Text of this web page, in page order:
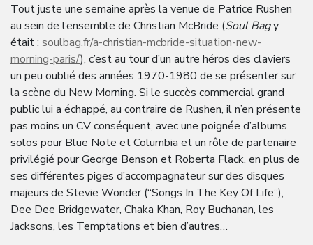
Tout juste une semaine après la venue de Patrice Rushen
au sein de l’ensemble de Christian McBride (Soul Bagy
était : soulbag.fr/a-christian-mcbride-situation-new-
morning-paris/), c’est au tour d’un autre héros des claviers
un peu oublié des années 1970-1980 de se présenter sur
la scène du New Morning. Si le succès commercial grand
public lui a échappé, au contraire de Rushen, il n’en présente
pas moins un CV conséquent, avec une poignée d’albums
solos pour Blue Note et Columbia et un rôle de partenaire
privilégié pour George Benson et Roberta Flack, en plus de
ses différentes piges d’accompagnateur sur des disques
majeurs de Stevie Wonder (“Songs In The Key Of Life”),
Dee Dee Bridgewater, Chaka Khan, Roy Buchanan, les
Jacksons, les Temptations et bien d’autres…